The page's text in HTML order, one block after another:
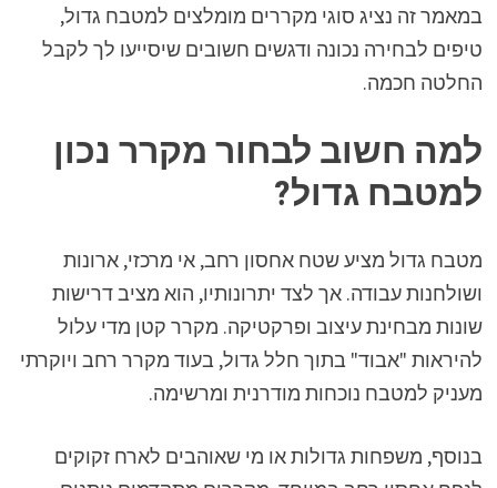
במאמר זה נציג סוגי מקררים מומלצים למטבח גדול,
טיפים לבחירה נכונה ודגשים חשובים שיסייעו לך לקבל
החלטה חכמה.
למה חשוב לבחור מקרר נכון
למטבח גדול?
מטבח גדול מציע שטח אחסון רחב, אי מרכזי, ארונות
ושולחנות עבודה. אך לצד יתרונותיו, הוא מציב דרישות
שונות מבחינת עיצוב ופרקטיקה. מקרר קטן מדי עלול
להיראות "אבוד" בתוך חלל גדול, בעוד מקרר רחב ויוקרתי
מעניק למטבח נוכחות מודרנית ומרשימה.
בנוסף, משפחות גדולות או מי שאוהבים לארח זקוקים